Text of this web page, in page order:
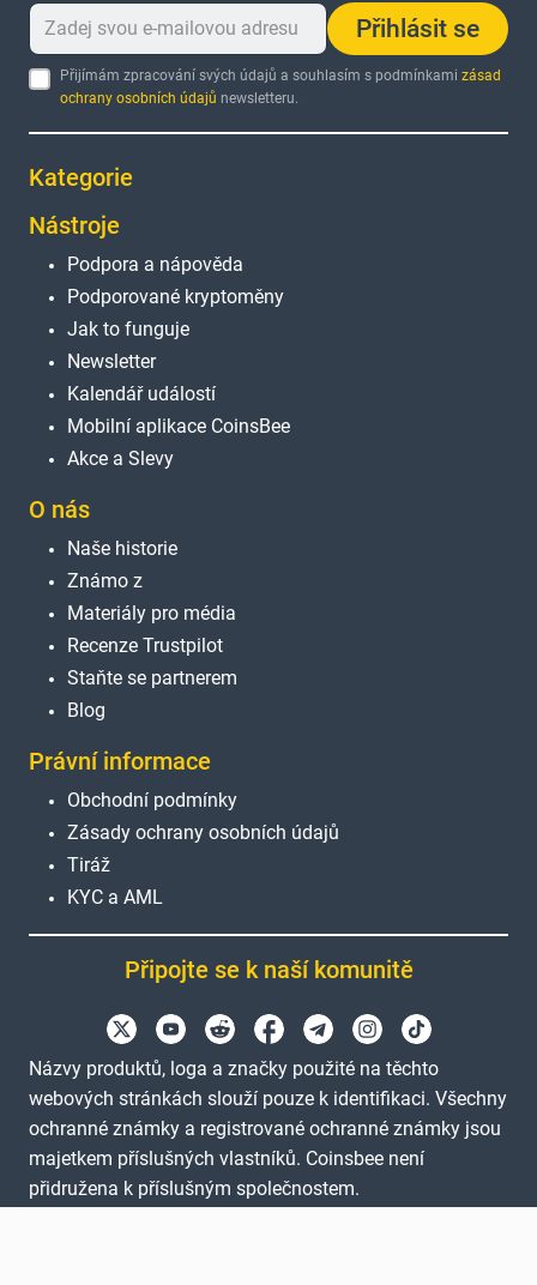
Přihlásit se
Přijímám zpracování svých údajů a souhlasím s podmínkamizásad
ochrany osobních údajů newsletteru.
Kategorie
Nástroje
Podpora a nápověda
Podporované kryptoměny
Jak to funguje
Newsletter
Kalendář událostí
Mobilní aplikace CoinsBee
Akce a Slevy
O nás
Naše historie
Známo z
Materiály pro média
Recenze Trustpilot
Staňte se partnerem
Blog
Právní informace
Obchodní podmínky
Zásady ochrany osobních údajů
Tiráž
KYC a AML
Připojte se k naší komunitě
Názvy produktů, loga a značky použité na těchto
webových stránkách slouží pouze k identifikaci. Všechny
ochranné známky a registrované ochranné známky jsou
majetkem příslušných vlastníků. Coinsbee není
přidružena k příslušným společnostem.